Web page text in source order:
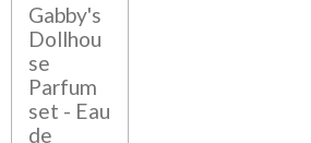
Gabby's
Dollhou
se
Parfum
set - Eau
de